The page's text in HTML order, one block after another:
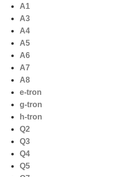
naar
inhoud
A1
A3
A4
A5
A6
A7
A8
e-tron
g-tron
h-tron
Q2
Q3
Q4
Q5